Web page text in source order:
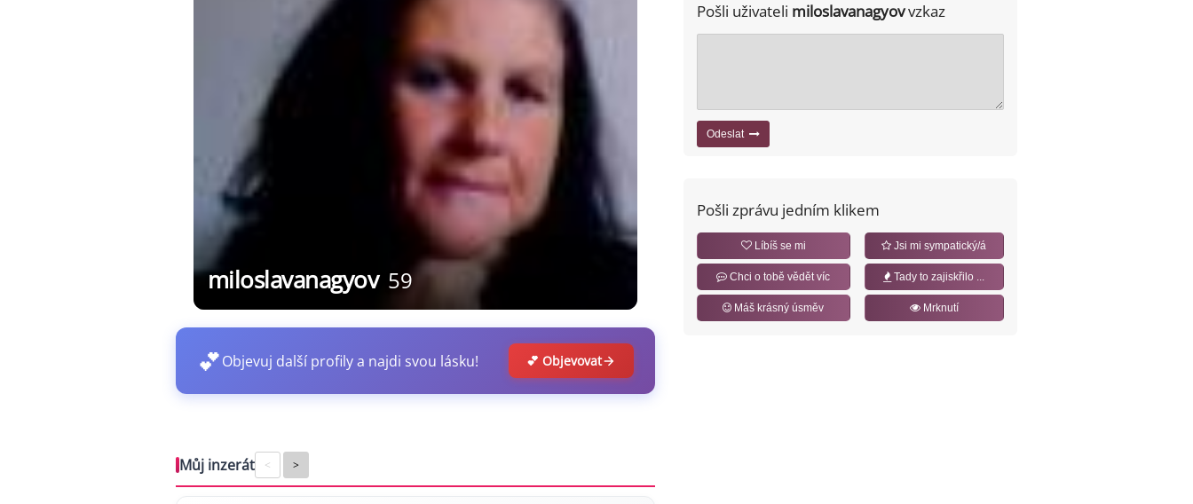
miloslavanagyov 59
💕Objevuj další profily a najdi svou lásku! 💕 Objevovat
Můj inzerát < >
Pošli uživateli miloslavanagyovvzkaz
Odeslat
Pošli zprávu jedním klikem
Líbíš se mi Jsi mi sympatický/á
Chci o tobě vědět víc Tady to zajiskřilo ...
Máš krásný úsměv Mrknutí